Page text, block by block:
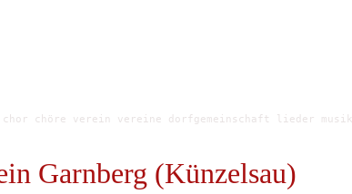
chöre verein vereine dorfgemeinschaft lieder
Garnberg (Künzelsau)